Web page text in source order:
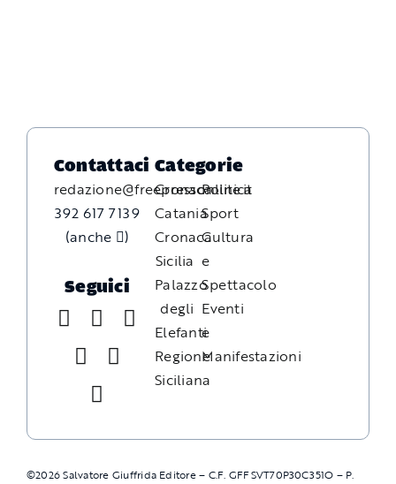
Contattaci
redazione@freepressonline.it
392 617 7139
(anche
)
Seguici
Categorie
Cronaca
Catania
Cronaca
Sicilia
Palazzo
degli
Elefanti
Regione
Siciliana
Politica
Sport
Cultura
e
Spettacolo
Eventi
e
Manifestazioni
©2026Salvatore Giuffrida Editore – C.F. GFFSVT70P30C351O – P.